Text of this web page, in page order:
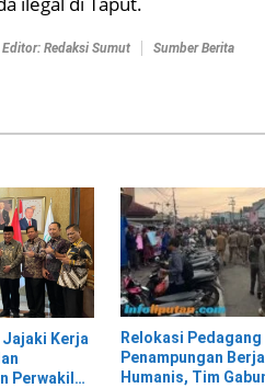
Editor: Redaksi Sumut Sumber Berita
Jajaki Kerja
Perwakilan
Relokasi Pedagang
Penampungan
Humanis, Tim